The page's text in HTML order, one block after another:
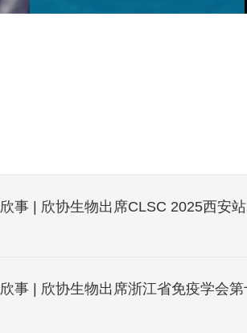
欣事 | 欣协生物出席CLSC 2025西安站